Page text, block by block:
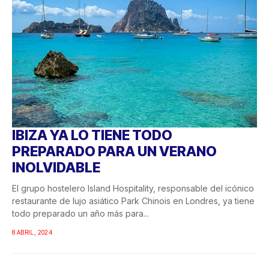
IBIZA YA LO TIENE TODO
PREPARADO PARA UN VERANO
INOLVIDABLE
El grupo hostelero Island Hospitality, responsable del icónico
restaurante de lujo asiático Park Chinois en Londres, ya tiene
todo preparado un año más para...
8 ABRIL, 2024